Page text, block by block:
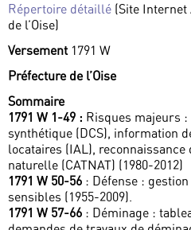
Répertoire détaillé (Site
de l’Oise)
Versement 1791 W
Préfecture de l’Oise
Sommaire
1791 W 1-49 : Risques majeurs
synthétique (DCS), information
locataires (IAL), reconnaissance
naturelle (CATNAT) (1980-2012)
1791 W 50-56 : Défense :
sensibles (1955-2009).
1791 W 57-66 : Déminage :